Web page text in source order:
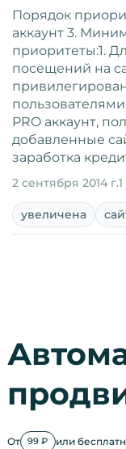
Порядок
аккаунт 3.
приоритеты:1.
посещений на
PRO аккаунт,
добавленные
заработка
2 сентября 2014 г.
увеличена
От 99 ₽ или